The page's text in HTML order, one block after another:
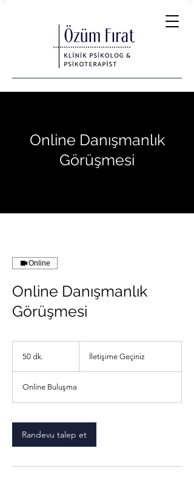
Online Danışmanlık
Görüşmesi
Online
Online Danışmanlık
Görüşmesi
50 dk.
k
.
Geçiniz
İletişime Geçiniz
Online Buluşma
Randevu talep et